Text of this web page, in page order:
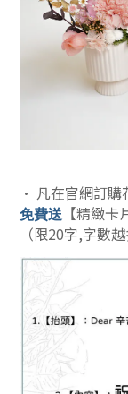
• 凡在官網訂購
免費送 【精緻
（限20字,字數